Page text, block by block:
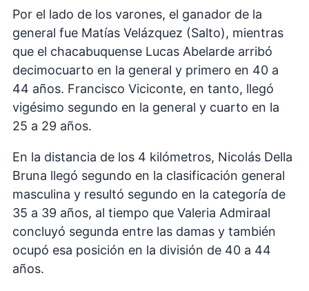
Por el lado de los varones, el ganador de la
general fue Matías Velázquez (Salto), mientras
que el chacabuquense Lucas Abelarde arribó
decimocuarto en la general y primero en 40 a
44 años. Francisco Viciconte, en tanto, llegó
vigésimo segundo en la general y cuarto en la
25 a 29 años.
En la distancia de los 4 kilómetros, Nicolás Della
Bruna llegó segundo en la clasificación general
masculina y resultó segundo en la categoría de
35 a 39 años, al tiempo que Valeria Admiraal
concluyó segunda entre las damas y también
ocupó esa posición en la división de 40 a 44
años.